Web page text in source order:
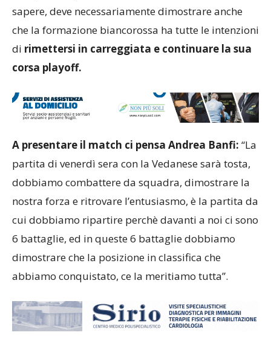
sapere, deve necessariamente dimostrare anche
che la formazione biancorossa ha tutte le intenzioni
di rimettersi in carreggiata e continuare la sua
corsa playoff.